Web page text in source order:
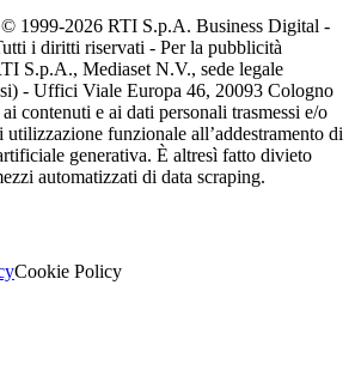
1999-2026 RTI S.p.A. Business Digital -
i diritti riservati - Per la pubblicità
S.p.A., Mediaset N.V., sede legale
- Uffici Viale Europa 46, 20093 Cologno
contenuti e ai dati personali trasmessi e/o
funzionale all’addestramento di
generativa. È altresì fatto divieto
automatizzati di data scraping.
Cookie Policy